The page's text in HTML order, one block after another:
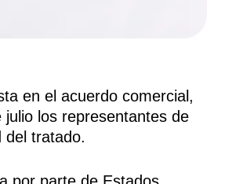
en el acuerdo comercial,
los representantes de
del tratado.
por parte de Estados